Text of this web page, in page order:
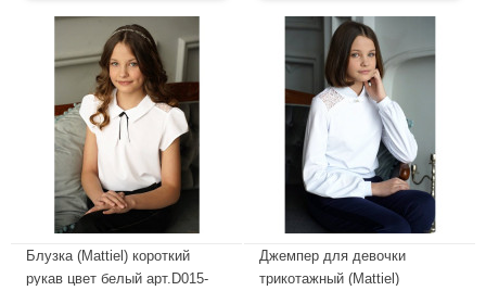
Блузка (Mattiel) короткий
рукав цвет белый арт.D015-
Джемпер для девочки
трикотажный (Mattiel)